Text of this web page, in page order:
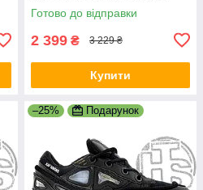
Готово до відправки
2 399 ₴ 3 229 ₴
Купити
–25% Подарунок